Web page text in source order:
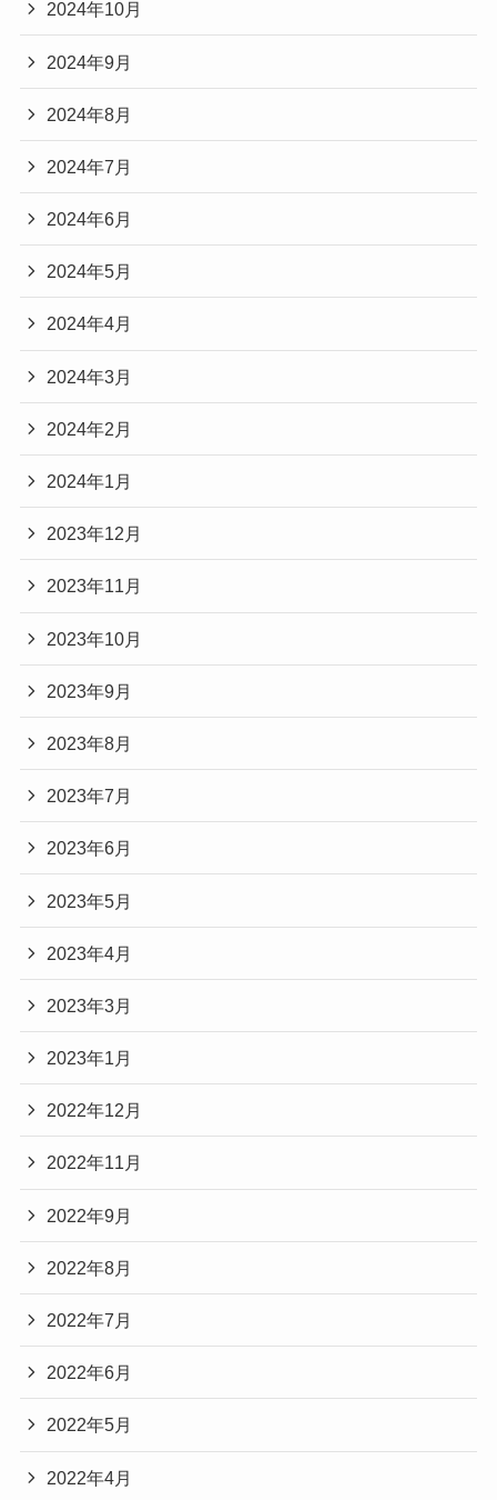
2024年10月
2024年9月
2024年8月
2024年7月
2024年6月
2024年5月
2024年4月
2024年3月
2024年2月
2024年1月
2023年12月
2023年11月
2023年10月
2023年9月
2023年8月
2023年7月
2023年6月
2023年5月
2023年4月
2023年3月
2023年1月
2022年12月
2022年11月
2022年9月
2022年8月
2022年7月
2022年6月
2022年5月
2022年4月